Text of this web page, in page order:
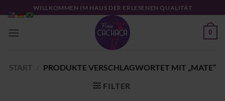
Inhalt
springen
WILLKOMMEN IM HAUS DER ERLESENEN QUALITÄT
0
START
PRODUKTE VERSCHLAGWORTET MIT „MATE“
FILTER